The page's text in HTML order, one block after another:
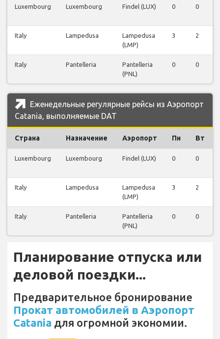
Luxembourg Luxembourg Findel (LUX) 0 0
Italy Lampedusa
Lampedusa
(LMP)
3 2
Italy Pantelleria
Pantelleria
(PNL)
0 0
Еженедельные регулярные рейсы из Аэропорт
Catania, выполняемые DAT
Страна Назначение Аэропорт Пн Вт
Luxembourg Luxembourg Findel (LUX) 0 0
Italy Lampedusa
Lampedusa
(LMP)
3 2
Italy Pantelleria
Pantelleria
(PNL)
0 0
Планирование отпуска или
деловой поездки...
Предварительное бронирование
Прокат автомобилей в Аэропорт
Catania для огромной экономии.